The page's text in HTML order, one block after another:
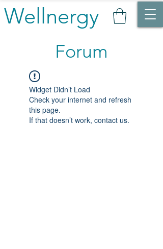
Wellnergy
Forum
Widget Didn’t Load
Check your internet and refresh
this page.
If that doesn’t work, contact us.